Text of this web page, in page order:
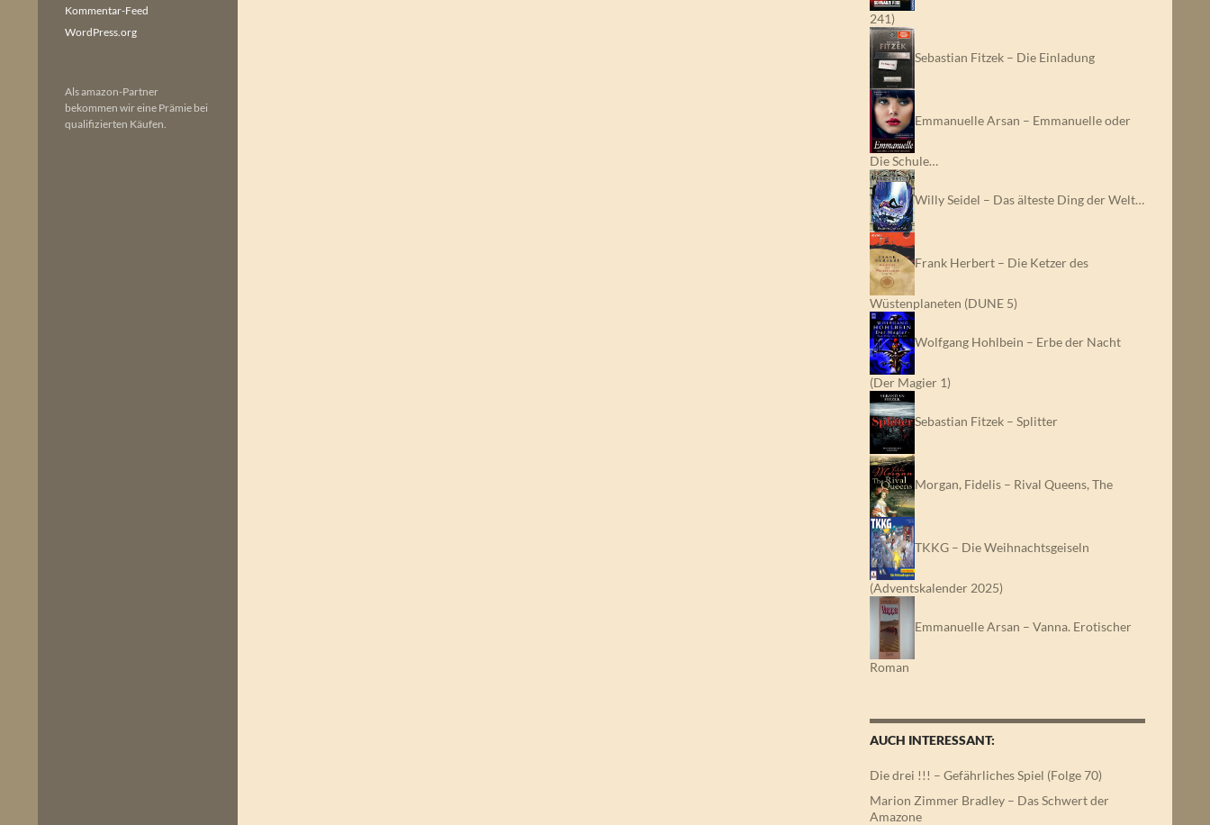
241)
Sebastian Fitzek – Die Einladung
Emmanuelle Arsan – Emmanuelle oder
Die Schule…
Willy Seidel – Das älteste Ding der Welt…
Frank Herbert – Die Ketzer des
Wüstenplaneten (DUNE 5)
Wolfgang Hohlbein – Erbe der Nacht
(Der Magier 1)
Sebastian Fitzek – Splitter
Morgan, Fidelis – Rival Queens, The
TKKG – Die Weihnachtsgeiseln
(Adventskalender 2025)
Emmanuelle Arsan – Vanna. Erotischer
Roman
AUCH INTERESSANT:
Die drei !!! – Gefährliches Spiel (Folge 70)
Marion Zimmer Bradley – Das Schwert der
Amazone
Kommentar-Feed
WordPress.org
Als amazon-Partner
bekommen wir eine Prämie bei
qualifizierten Käufen.